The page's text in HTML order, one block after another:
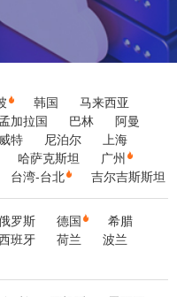
韩国
马来西亚
加拉国 巴林
阿曼
特 尼泊尔
上海
哈萨克斯坦
广州
台湾-台北 吉尔吉斯斯坦
罗斯 德国
希腊
班牙 荷兰
波兰